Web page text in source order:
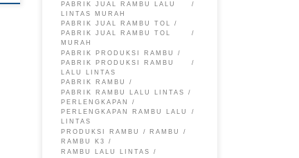
PABRIK JUAL RAMBU LALU
LINTAS MURAH
PABRIK JUAL RAMBU TOL
PABRIK JUAL RAMBU TOL
MURAH
PABRIK PRODUKSI RAMBU
PABRIK PRODUKSI RAMBU
LALU LINTAS
PABRIK RAMBU
PABRIK RAMBU LALU LINTAS
PERLENGKAPAN
PERLENGKAPAN RAMBU LALU
LINTAS
PRODUKSI RAMBU
RAMBU
RAMBU K3
RAMBU LALU LINTAS